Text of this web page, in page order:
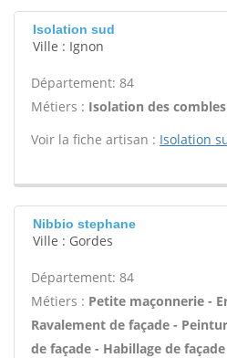
Isolation sud
Ville : Ignon
Département: 84
Métiers : Isolation des
Voir la fiche artisan : Isolation
Nibbio stephane
Ville : Gordes
Département: 84
Métiers : Petite maçonnerie -
Ravalement de façade -
de façade - Habillage de